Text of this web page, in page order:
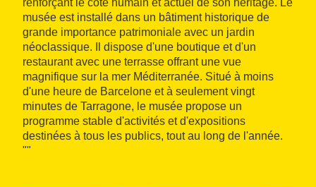
musée est installé dans un bâtiment historique de
grande importance patrimoniale avec un jardin
néoclassique. Il dispose d'une boutique et d'un
restaurant avec une terrasse offrant une vue
magnifique sur la mer Méditerranée. Situé à moins
d'une heure de Barcelone et à seulement vingt
minutes de Tarragone, le musée propose un
programme stable d'activités et d'expositions
destinées à tous les publics, tout au long de l'année.
""